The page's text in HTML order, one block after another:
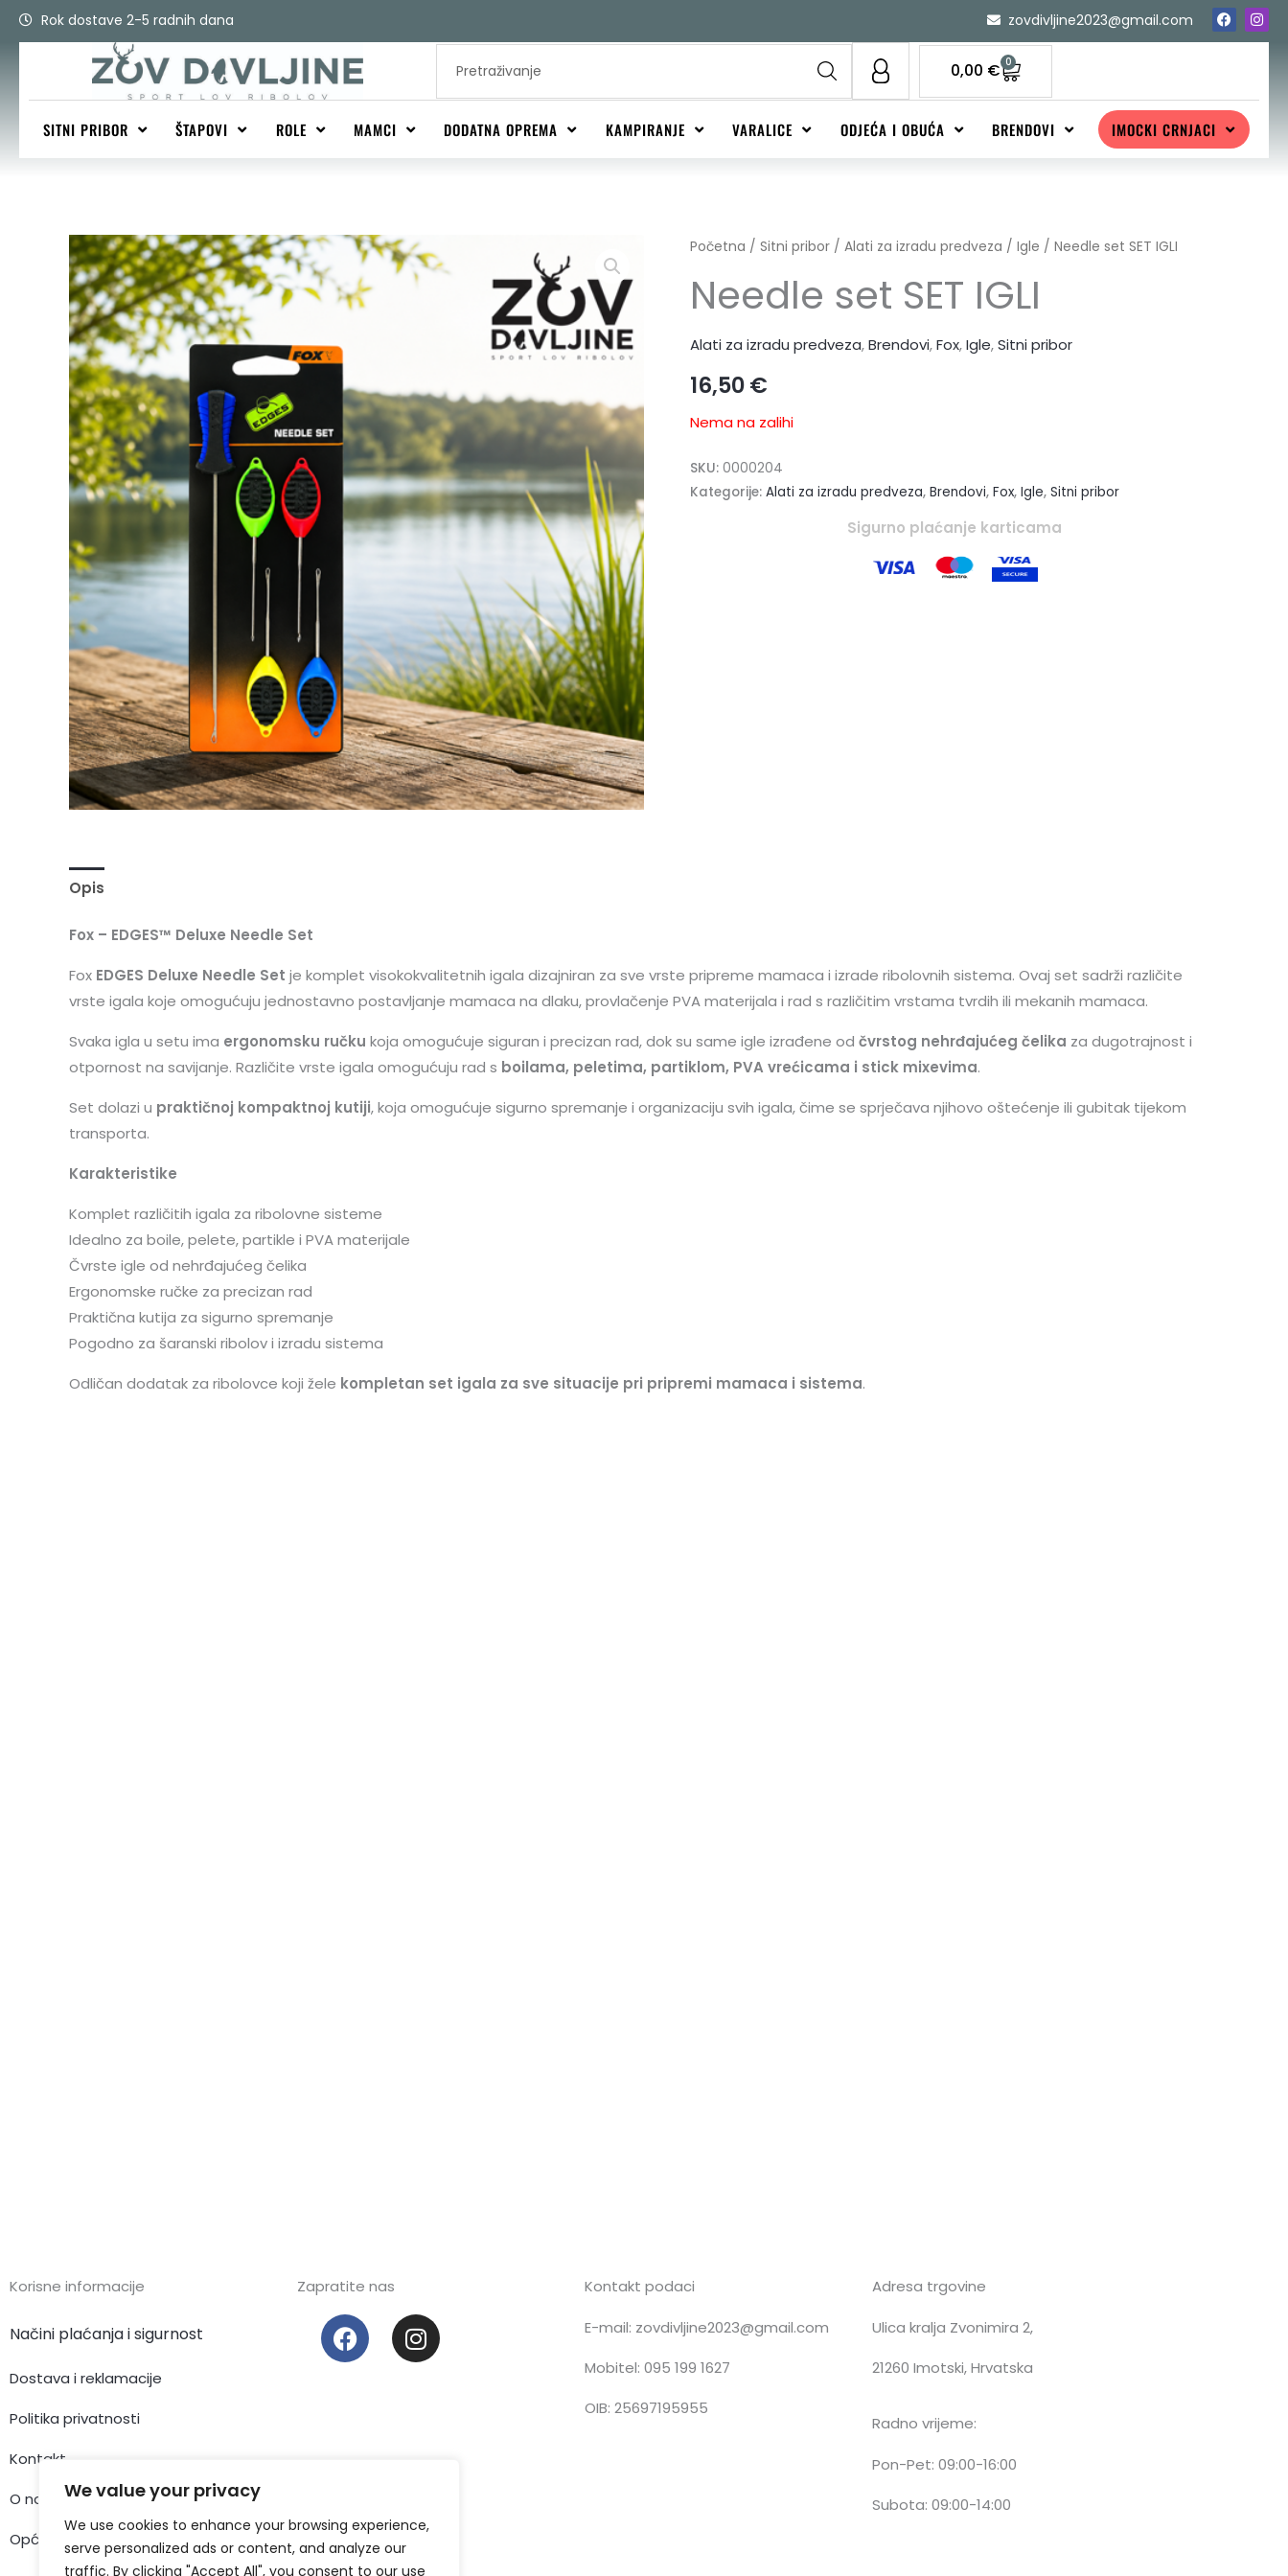
We value your privacy
We use cookies to enhance your browsing experience,
serve personalized ads or content, and analyze our
traffic. By clicking "Accept All", you consent to our use
Skip
Rok dostave 2-5 radnih dana zovdivljine2023@gmail.com F
a
c
o
k
I
n
s
r
0,00 € 0
Cart
SITNI PRIBOR ŠTAPOVI ROLE MAMCI DODATNA OPREMA KAMPIRANJE VARALICE ODJEĆA I OBUĆA BRENDOVI IMOCKI CRNJACI
Početna / Sitni pribor / Alati za izradu predveza / Igle / Needle set SET IGLI
Needle set SET IGLI
Alati za izradu predveza,Brendovi,Fox,Igle,Sitni pribor
16,50€
Nema na zalihi
SKU: 0000204
Kategorije: Alati za izradu predveza, Brendovi, Fox, Igle, Sitni pribor
Sigurno plaćanje karticama
Opis
Fox – EDGES™ Deluxe Needle Set
Fox EDGES Deluxe Needle Set je komplet visokokvalitetnih igala dizajniran za sve vrste pripreme mamaca i izrade ribolovnih sistema. Ovaj set sadrži različite
vrste igala koje omogućuju jednostavno postavljanje mamaca na dlaku, provlačenje PVA materijala i rad s različitim vrstama tvrdih ili mekanih mamaca.
Svaka igla u setu ima ergonomsku ručku koja omogućuje siguran i precizan rad, dok su same igle izrađene od čvrstog nehrđajućeg čelika za dugotrajnost i
otpornost na savijanje. Različite vrste igala omogućuju rad s boilama, peletima, partiklom, PVA vrećicama i stick mixevima.
Set dolazi u praktičnoj kompaktnoj kutiji, koja omogućuje sigurno spremanje i organizaciju svih igala, čime se sprječava njihovo oštećenje ili gubitak tijekom
transporta.
Karakteristike
Komplet različitih igala za ribolovne sisteme
Idealno za boile, pelete, partikle i PVA materijale
Čvrste igle od nehrđajućeg čelika
Ergonomske ručke za precizan rad
Praktična kutija za sigurno spremanje
Pogodno za šaranski ribolov i izradu sistema
Odličan dodatak za ribolovce koji žele kompletan set igala za sve situacije pri pripremi mamaca i sistema.
Korisne informacije
Načini plaćanja i sigurnost
Dostava i reklamacije
Politika privatnosti
Kontakt
O nama
Opći uvjeti poslovanja
Zapratite nas
F
a
c
I
n
s
m
Kontakt podaci
E-mail: zovdivljine2023@gmail.com
Mobitel: 095 199 1627
OIB: 25697195955
Adresa trgovine
Ulica kralja Zvonimira 2,
21260 Imotski, Hrvatska
Radno vrijeme:
Pon-Pet: 09:00-16:00
Subota: 09:00-14:00